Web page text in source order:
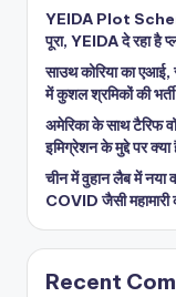
YEIDA Plot
पूरा, YEIDA दे रहा है
साउथ कोरिया का
में कुशल श्रमिकों की
अमेरिका के साथ टैरिफ
इमिग्रेशन के मुद्दे पर
चीन में वुहान लैब में नया
COVID जैसी महामारी
Recent